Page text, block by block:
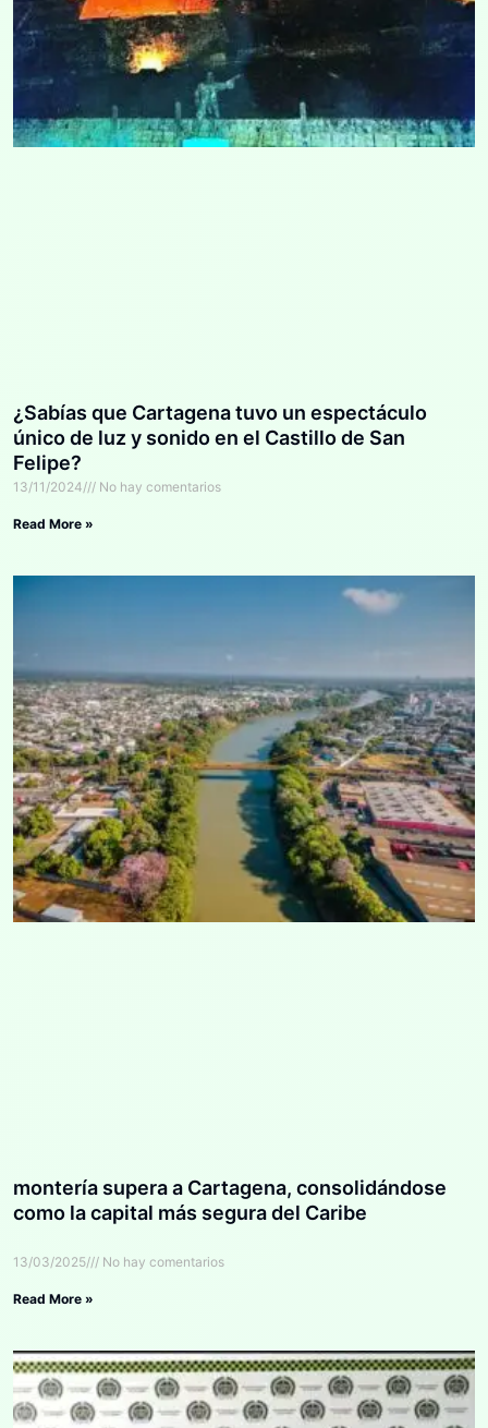
¿Sabías que Cartagena tuvo un espectáculo
único de luz y sonido en el Castillo de San
Felipe?
13/11/2024 No hay comentarios
Read More »
montería supera a Cartagena, consolidándose
como la capital más segura del Caribe
13/03/2025 No hay comentarios
Read More »